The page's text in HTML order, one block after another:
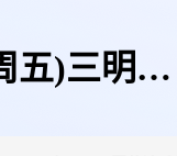
五)三明市